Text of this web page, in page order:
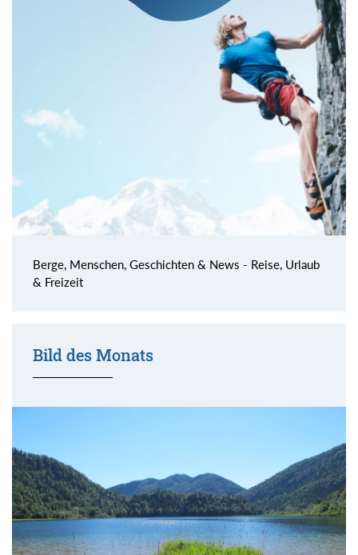
Berge, Menschen, Geschichten & News - Reise, Urlaub
& Freizeit
Bild des Monats